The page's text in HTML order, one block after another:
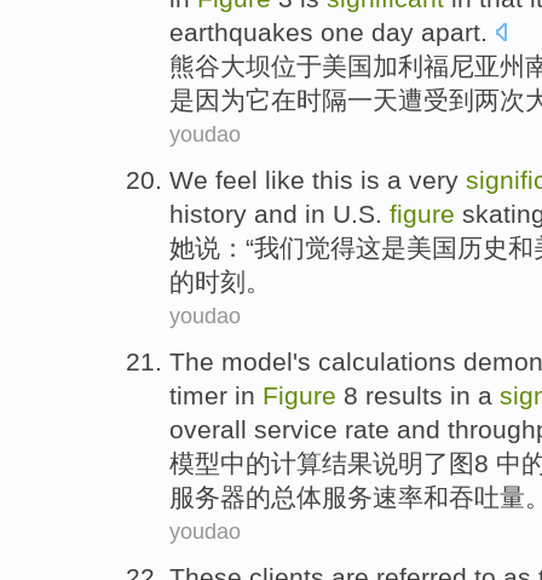
earthquakes one day apart.
熊谷大坝位于美国加利福尼亚州
是因为它在时隔一天遭受到 两次
youdao
We feel like this is a very
history and in U.S. figure
她说：“我们觉得这是美国 历史和
的时刻 。
youdao
The model's calculations
timer in Figure 8 results in a
overall service rate and
模型中的计算结果说明了 图8 中
服务器的总体服务速率和吞吐量
youdao